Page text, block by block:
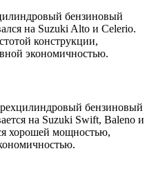
бензиновый
на Suzuki Alto и Celerio.
конструкции,
экономичностью.
бензиновый
на Suzuki Swift, Baleno и
хорошей мощностью,